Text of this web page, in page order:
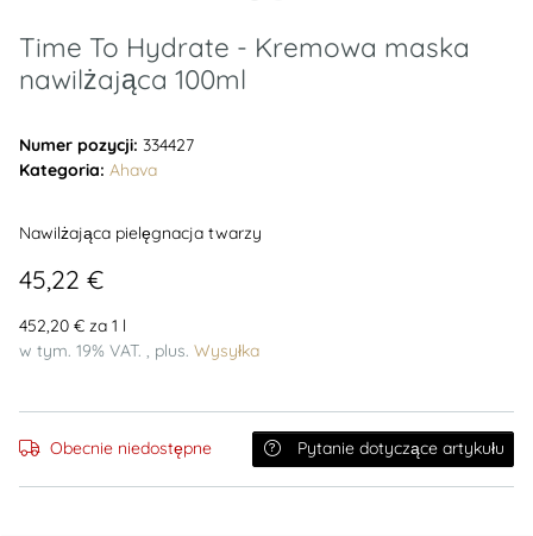
Time To Hydrate - Kremowa maska
nawilżająca 100ml
Numer pozycji: 334427
Kategoria: Ahava
Nawilżająca pielęgnacja twarzy
45,22 €
452,20 € za 1 l
w tym. 19% VAT. , plus. Wysyłka
Obecnie niedostępne Pytanie dotyczące artykułu